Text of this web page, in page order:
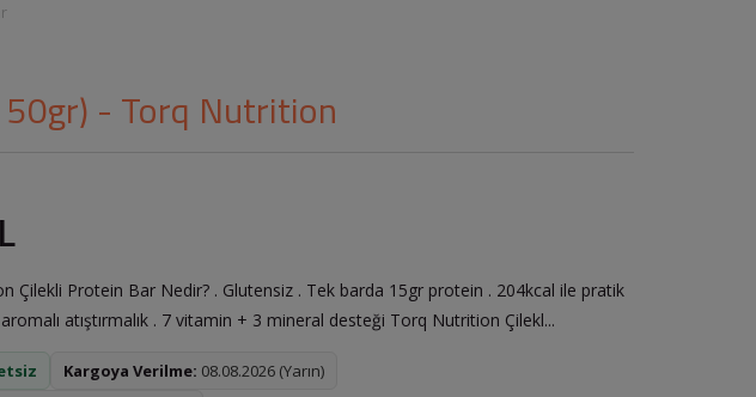
- Torq Nutrition
Çilekli Protein Bar Nedir? . Glutensiz . Tek barda 15gr protein . 204kcal ile pratik
atıştırmalık . 7 vitamin + 3 mineral desteği Torq Nutrition Çilekl...
Kargoya Verilme: 08.08.2026 (Yarın)